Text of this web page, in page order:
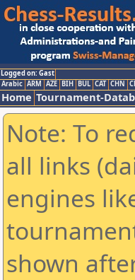
Logged on: Gast
Arabic ARM AZE BIH BUL CAT CHN
Home Tournament-
Note: To
all links
engines
shown